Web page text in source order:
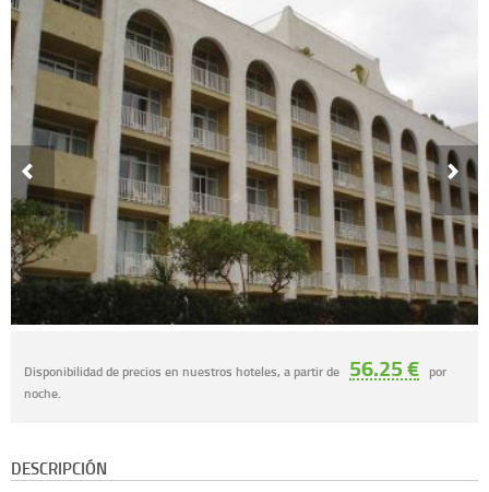
Disponibilidad de precios en nuestros hoteles, a partir de 56.25 € por
noche.
DESCRIPCIÓN